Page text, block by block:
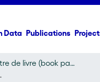
Data Publications
Chapitre de livre (book part)
255 CO